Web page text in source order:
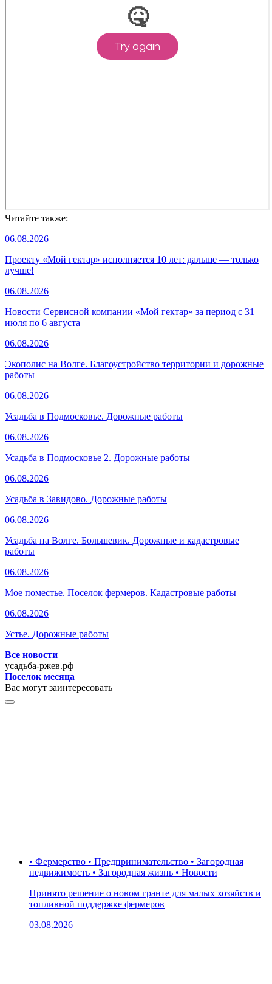
Читайте также:
06.08.2026
Проекту «Мой гектар» исполняется 10 лет: дальше — только
лучше!
06.08.2026
Новости Сервисной компании «Мой гектар» за период с 31
июля по 6 августа
06.08.2026
Экополис на Волге. Благоустройство территории и дорожные
работы
06.08.2026
Усадьба в Подмосковье. Дорожные работы
06.08.2026
Усадьба в Подмосковье 2. Дорожные работы
06.08.2026
Усадьба в Завидово. Дорожные работы
06.08.2026
Усадьба на Волге. Большевик. Дорожные и кадастровые
работы
06.08.2026
Мое поместье. Поселок фермеров. Кадастровые работы
06.08.2026
Устье. Дорожные работы
Все новости
усадьба-ржев.рф
Поселок месяца
Вас могут заинтересовать
• Фермерство • Предпринимательство • Загородная
недвижимость • Загородная жизнь • Новости
Принято решение о новом гранте для малых хозяйств и
топливной поддержке фермеров
03.08.2026